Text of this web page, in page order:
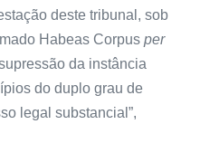
deste tribunal, sob
Habeas Corpus per
da instância
do duplo grau de
legal substancial”,